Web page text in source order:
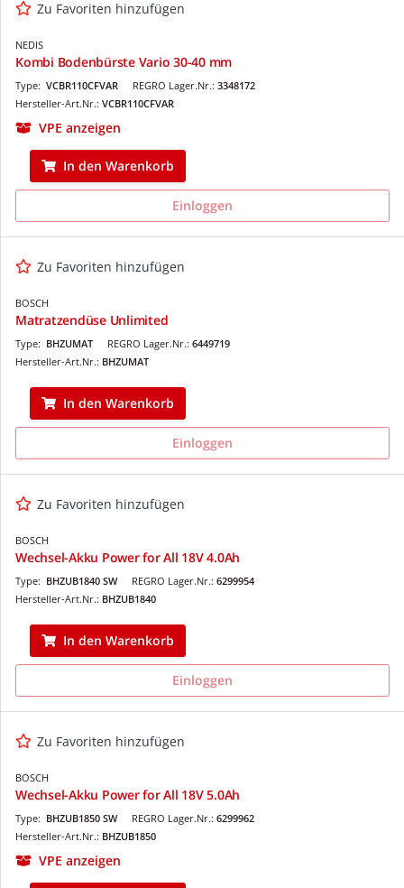
Zu Favoriten hinzufügen
NEDIS
Kombi Bodenbürste Vario 30-40 mm
REGRO Lager.Nr.: 3348172
Type: VCBR110CFVAR
Hersteller-Art.Nr.: VCBR110CFVAR
VPE anzeigen
In den Warenkorb
Einloggen
Zu Favoriten hinzufügen
BOSCH
Matratzendüse Unlimited
REGRO Lager.Nr.: 6449719
Type: BHZUMAT
Hersteller-Art.Nr.: BHZUMAT
In den Warenkorb
Einloggen
Zu Favoriten hinzufügen
BOSCH
Wechsel-Akku Power for All 18V 4.0Ah
REGRO Lager.Nr.: 6299954
Type: BHZUB1840 SW
Hersteller-Art.Nr.: BHZUB1840
In den Warenkorb
Einloggen
Zu Favoriten hinzufügen
BOSCH
Wechsel-Akku Power for All 18V 5.0Ah
REGRO Lager.Nr.: 6299962
Type: BHZUB1850 SW
Hersteller-Art.Nr.: BHZUB1850
VPE anzeigen